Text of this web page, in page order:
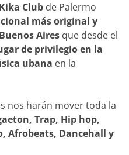
Kika Club de Palermo
más original y
Aires que desde el
de privilegio en la
ubana en la
nos harán mover toda la
Trap, Hip hop,
Afrobeats, Dancehall y